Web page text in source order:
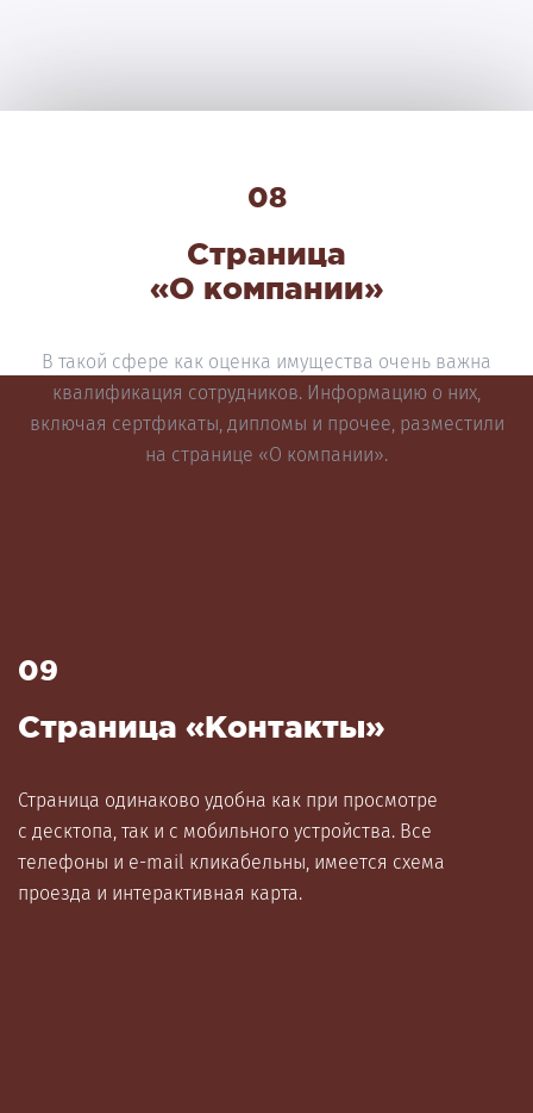
08
Страница
«О компании»
В такой сфере как оценка имущества очень важна
квалификация сотрудников. Информацию о них,
включая сертфикаты, дипломы и прочее, разместили
на странице «О компании».
09
Страница «Контакты»
Страница одинаково удобна как при просмотре
с десктопа, так и с мобильного устройства. Все
телефоны и e-mail кликабельны, имеется схема
проезда и интерактивная карта.